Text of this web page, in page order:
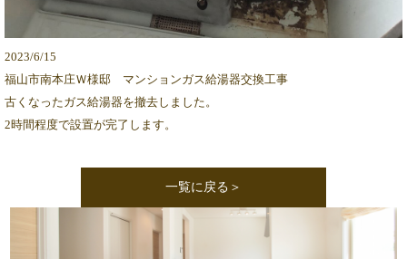
2023/6/15
福山市南本庄Ｗ様邸 マンションガス給湯器交換工事
古くなったガス給湯器を撤去しました。
2時間程度で設置が完了します。
一覧に戻る＞